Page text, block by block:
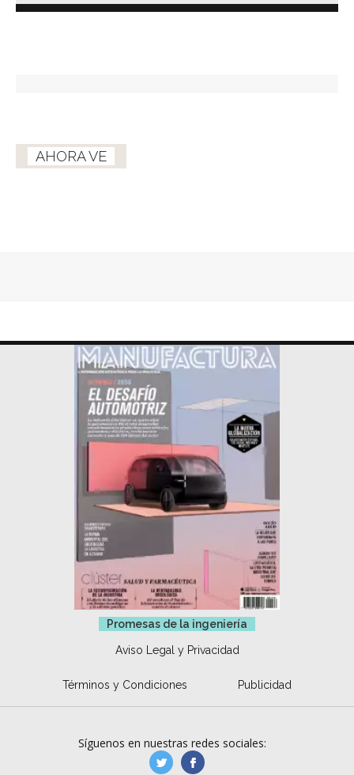
AHORA VE
Promesas de la ingeniería
Aviso Legal y Privacidad
Términos y Condiciones Publicidad
Síguenos en nuestras redes sociales:
manufacturaGE